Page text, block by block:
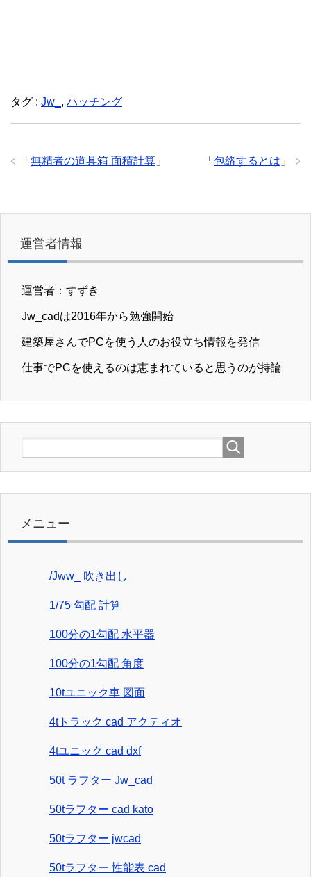
タグ : Jw_ , ハッチング
「 包絡するとは 」
「 無精者の道具箱 面積計算 」
運営者情報
運営者：すずき
Jw_cadは2016年から勉強開始
建築屋さんでPCを使う人のお役立ち情報を発信
仕事でPCを使えるのは恵まれていると思うのが持論
メニュー
/Jww_ 吹き出し
1/75 勾配 計算
100分の1勾配 水平器
100分の1勾配 角度
10tユニック車 図面
4tトラック cad アクティオ
4tユニック cad dxf
50t ラフター Jw_cad
50tラフター cad kato
50tラフター jwcad
50tラフター 性能表 cad